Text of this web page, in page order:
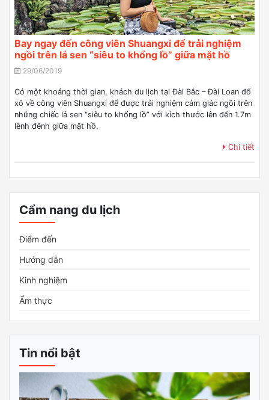
Cẩm nang du lịch
Điểm đến
Hướng dẫn
Kinh nghiệm
Ẩm thực
Tin nổi bật
Bay ngay đến công viên Shuangxi để trải nghiệm
ngồi trên lá sen “siêu to khổng lồ” giữa mặt hồ
29/06/2019
Có một khoảng thời gian, khách du lịch tại Đài Bắc – Đài Loan đổ
xô về công viên Shuangxi để được trải nghiệm cảm giác ngồi trên
những chiếc lá sen “siêu to khổng lồ” với kích thước lên đến 1.7m
lênh đênh giữa mặt hồ.
Chi tiết